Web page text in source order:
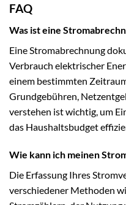
FAQ
Was ist eine
Eine Stromabrechnung
Verbrauch elektrischer
einem bestimmten
Grundgebühren,
verstehen ist wichtig, um
das Haushaltsbudget
Wie kann ich meinen
Die Erfassung Ihres
verschiedener Methoden